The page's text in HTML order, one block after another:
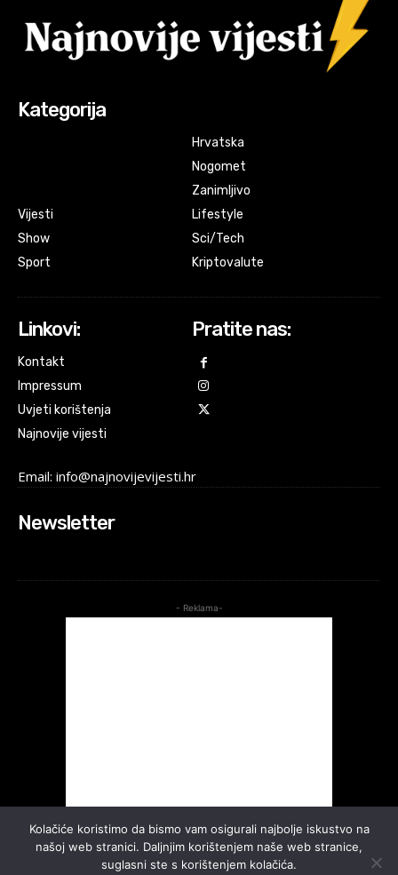
Kategorija
Vijesti
Show
Sport
Hrvatska
Nogomet
Zanimljivo
Lifestyle
Sci/Tech
Kriptovalute
Linkovi:
Kontakt
Impressum
Uvjeti korištenja
Najnovije vijesti
Pratite nas:
Email: info@najnovijevijesti.hr
Newsletter
- Reklama-
Kolačiće koristimo da bismo vam osigurali najbolje iskustvo na
našoj web stranici. Daljnjim korištenjem naše web stranice,
suglasni ste s korištenjem kolačića.